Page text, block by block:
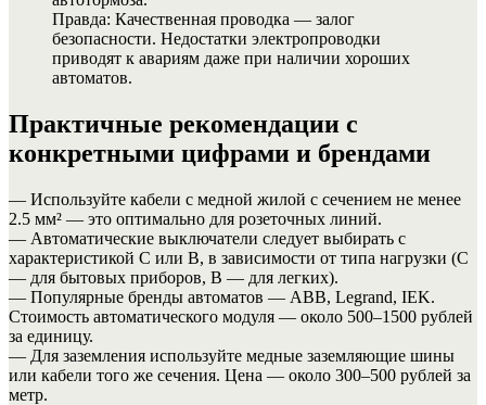
Правда: Качественная проводка — залог
безопасности. Недостатки электропроводки
приводят к авариям даже при наличии хороших
автоматов.
Практичные рекомендации с
конкретными цифрами и брендами
— Используйте кабели с медной жилой с сечением не менее
2.5 мм² — это оптимально для розеточных линий.
— Автоматические выключатели следует выбирать с
характеристикой C или B, в зависимости от типа нагрузки (C
— для бытовых приборов, B — для легких).
— Популярные бренды автоматов — ABB, Legrand, IEK.
Стоимость автоматического модуля — около 500–1500 рублей
за единицу.
— Для заземления используйте медные заземляющие шины
или кабели того же сечения. Цена — около 300–500 рублей за
метр.